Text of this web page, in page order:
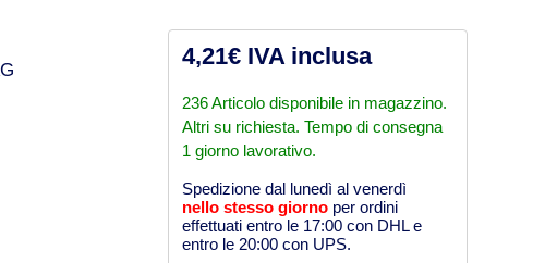
4,21€ IVA inclusa
236 Articolo disponibile in magazzino.
Altri su richiesta. Tempo di consegna
1 giorno lavorativo.
Spedizione dal lunedì al venerdì
nello stesso giorno per ordini
effettuati entro le 17:00 con DHL e
entro le 20:00 con UPS.